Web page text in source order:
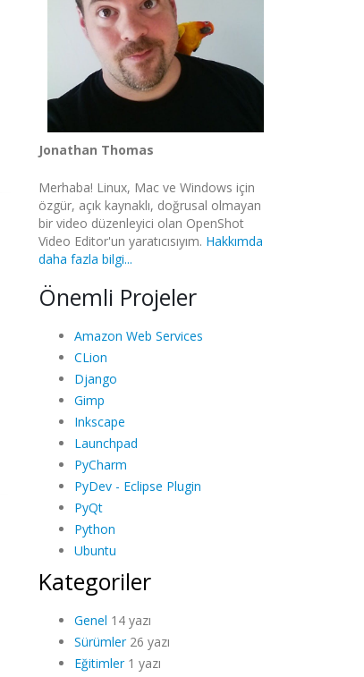
Jonathan Thomas
Merhaba! Linux, Mac ve Windows için
özgür, açık kaynaklı, doğrusal olmayan
bir video düzenleyici olan OpenShot
Video Editor'un yaratıcısıyım. Hakkımda
daha fazla bilgi...
Önemli Projeler
Amazon Web Services
CLion
Django
Gimp
Inkscape
Launchpad
PyCharm
PyDev - Eclipse Plugin
PyQt
Python
Ubuntu
Kategoriler
Genel 14 yazı
Sürümler26 yazı
Eğitimler1 yazı